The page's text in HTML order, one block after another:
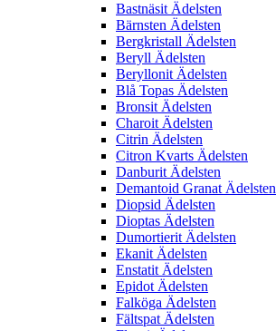
Bastnäsit Ädelsten
Bärnsten Ädelsten
Bergkristall Ädelsten
Beryll Ädelsten
Beryllonit Ädelsten
Blå Topas Ädelsten
Bronsit Ädelsten
Charoit Ädelsten
Citrin Ädelsten
Citron Kvarts Ädelsten
Danburit Ädelsten
Demantoid Granat Ädelsten
Diopsid Ädelsten
Dioptas Ädelsten
Dumortierit Ädelsten
Ekanit Ädelsten
Enstatit Ädelsten
Epidot Ädelsten
Falköga Ädelsten
Fältspat Ädelsten